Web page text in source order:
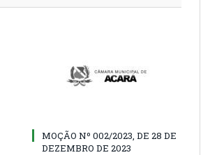
MOÇÃO Nº 002/2023, DE 28 DE
DEZEMBRO DE 2023